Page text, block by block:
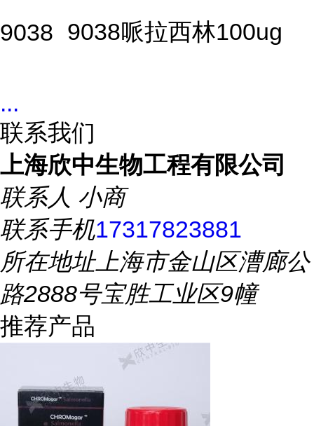
9038 9038哌拉西林100ug
...
联系我们
上海欣中生物工程有限公司
联系人 小商
联系手机17317823881
所在地址上海市金山区漕廊公
路2888号宝胜工业区9幢
推荐产品